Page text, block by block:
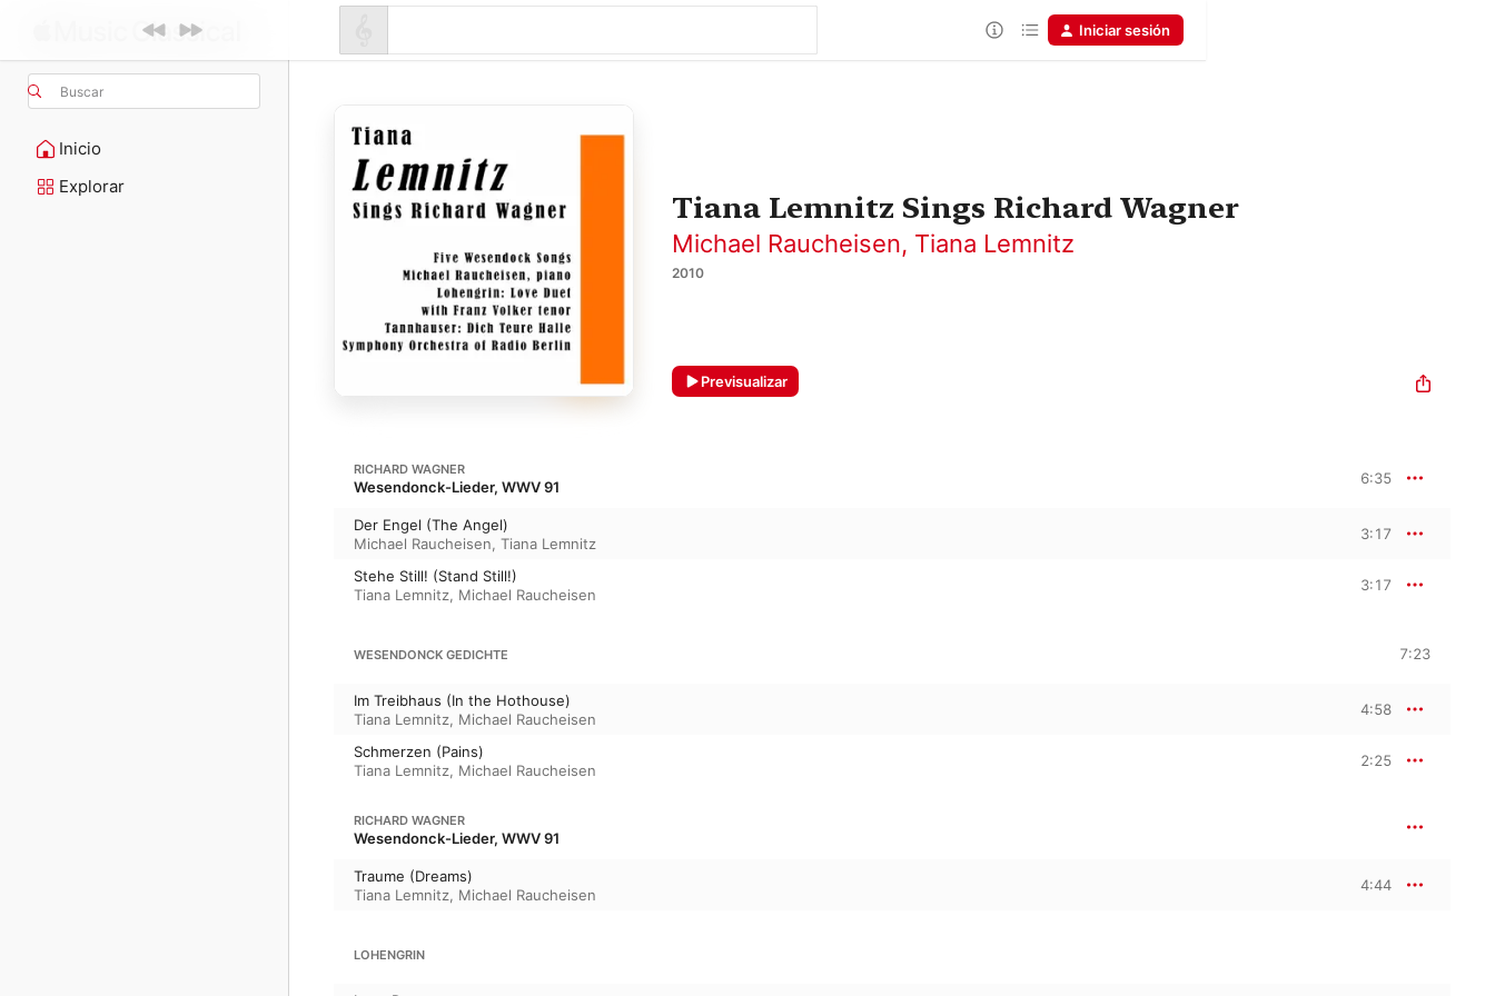
Buscar
Inicio
Explorar
Iniciar sesión
Tiana Lemnitz Sings Richard Wagner
Michael Raucheisen, Tiana Lemnitz
2010
Previsualizar
RICHARD WAGNER
Wesendonck-Lieder, WWV 91 6:35
Der Engel (The Angel)
Michael Raucheisen, Tiana Lemnitz
3:17
Stehe Still! (Stand Still!)
Tiana Lemnitz, Michael Raucheisen
3:17
WESENDONCK GEDICHTE 7:23
Im Treibhaus (In the Hothouse)
Tiana Lemnitz, Michael Raucheisen
4:58
Schmerzen (Pains)
Tiana Lemnitz, Michael Raucheisen
2:25
RICHARD WAGNER
Wesendonck-Lieder, WWV 91
Traume (Dreams)
Tiana Lemnitz, Michael Raucheisen
4:44
LOHENGRIN